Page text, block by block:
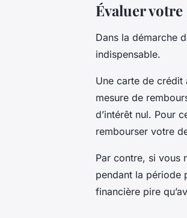
Évaluer
Dans la démarche
indispensable.
Une carte de crédit
mesure de
d’intérêt nul. Pour
rembourser votre
Par contre, si vous
pendant la période
financière pire